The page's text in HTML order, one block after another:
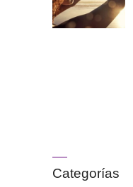
Categorías